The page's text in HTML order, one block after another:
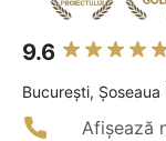
9.6
Bucureşti,
Afișează